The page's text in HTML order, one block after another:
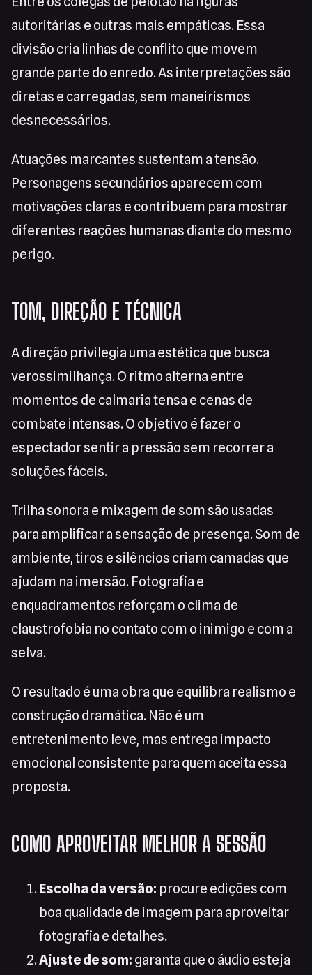
autoritárias e outras mais empáticas. Essa
divisão cria linhas de conflito que movem
grande parte do enredo. As interpretações são
diretas e carregadas, sem maneirismos
desnecessários.
Atuações marcantes sustentam a tensão.
Personagens secundários aparecem com
motivações claras e contribuem para mostrar
diferentes reações humanas diante do mesmo
perigo.
TOM, DIREÇÃO E TÉCNICA
A direção privilegia uma estética que busca
verossimilhança. O ritmo alterna entre
momentos de calmaria tensa e cenas de
combate intensas. O objetivo é fazer o
espectador sentir a pressão sem recorrer a
soluções fáceis.
Trilha sonora e mixagem de som são usadas
para amplificar a sensação de presença. Som de
ambiente, tiros e silêncios criam camadas que
ajudam na imersão. Fotografia e
enquadramentos reforçam o clima de
claustrofobia no contato com o inimigo e com a
selva.
O resultado é uma obra que equilibra realismo e
construção dramática. Não é um
entretenimento leve, mas entrega impacto
emocional consistente para quem aceita essa
proposta.
COMO APROVEITAR MELHOR A SESSÃO
Escolha da versão: procure edições com
boa qualidade de imagem para aproveitar
fotografia e detalhes.
Ajuste de som: garanta que o áudio esteja